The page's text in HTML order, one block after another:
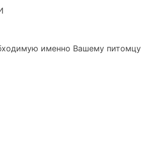
именно Вашему питомцу